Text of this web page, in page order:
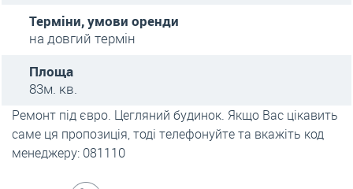
Терміни, умови оренди
на довгий термін
Площа
83м. кв.
Ремонт під євро. Цегляний будинок. Якщо Вас цікавить
саме ця пропозиція, тоді телефонуйте та вкажіть код
менеджеру: 081110